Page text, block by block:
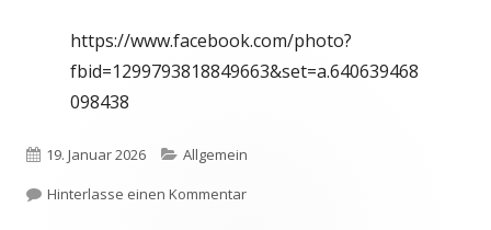
https://www.facebook.com/photo?
fbid=1299793818849663&set=a.640639468
098438
Veröffentlicht
am
19. Januar 2026 Kategorien
Allgemein
Hinterlasse einen Kommentarzu Wärme und Licht – Hilfe, die jetzt